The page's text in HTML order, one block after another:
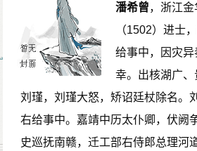
潘希曾，浙江
（1502）进士
给事中，因灾
幸。出核湖广
刘瑾，刘瑾大怒，矫诏廷杖除名。
右给事中。嘉靖中历太仆卿，伏阙
史巡抚南赣，迁工部右侍郎总理河